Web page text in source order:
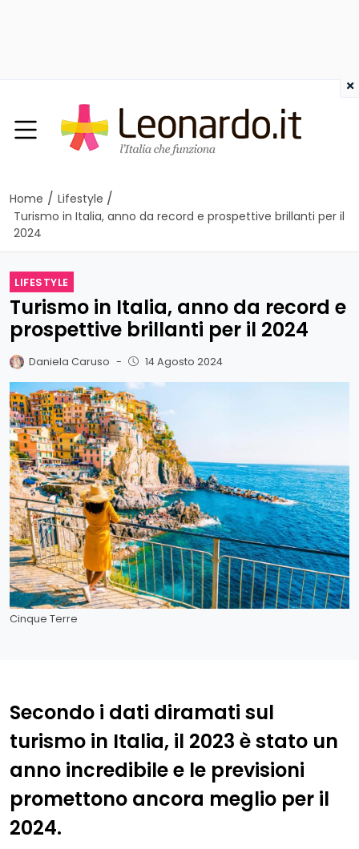
Home / Lifestyle /
Turismo in Italia, anno da record e prospettive brillanti per il
2024
LIFESTYLE
Turismo in Italia, anno da record e
prospettive brillanti per il 2024
Daniela Caruso - 14 Agosto 2024
Cinque Terre
Secondo i dati diramati sul
turismo in Italia, il 2023 è stato un
anno incredibile e le previsioni
promettono ancora meglio per il
2024.
×